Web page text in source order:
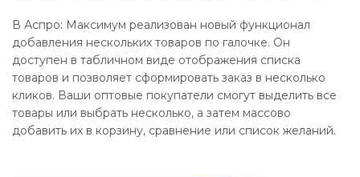
В Аспро: Максимум реализован новый функционал
добавления нескольких товаров по галочке. Он
доступен в табличном виде отображения списка
товаров и позволяет сформировать заказ в несколько
кликов. Ваши оптовые покупатели смогут выделить все
товары или выбрать несколько, а затем массово
добавить их в корзину, сравнение или список желаний.